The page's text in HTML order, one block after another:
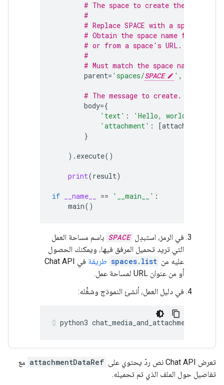
# The space to create the message
#
# Replace SPACE with a space name.
# Obtain the space name from the
# or from a space's URL.
#
# Must match the space name that
parent= 'spaces/SPACE ' ,
# The message to create.
body={
'text' : 'Hello, world!'
'attachment' : [
}
) . execute()
print(result)
if __name__ == '__main__' :
main()
في الرمز، استبدِل SPACE باسم مساحة العمل
التي تريد تحميل المرفق فيها، ويمكنك الحصول
عليه من spaces.list طريقة
في Chat API
أو من عنوان URL لمساحة عمل.
في دليل العمل، أنشئ النموذج وشغِّله:
python3
تعرض Chat API نص ردّ يحتوي على attachmentDataRef مع
تفاصيل حول الملف الذي تم تحميله.